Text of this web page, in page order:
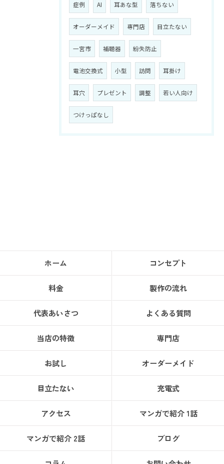
症例 AI 耳あな型 落ちない
オーダーメイド 専門店 目立たない
一宮市 補聴器 紛失防止
電池交換式 小型 訪問 耳掛け
耳穴 プレゼント 調整 若い人向け
つけっぱなし
ホーム コンセプト
料金 製作の流れ
代表あいさつ よくある質問
当店の特徴 専門店
お試し オーダーメイド
目立たない 充電式
アクセス マンガで紹介 1話
マンガで紹介 2話 ブログ